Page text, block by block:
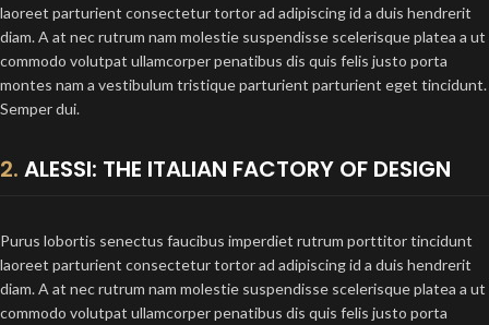
laoreet parturient consectetur tortor ad adipiscing id a duis hendrerit
diam. A at nec rutrum nam molestie suspendisse scelerisque platea a ut
commodo volutpat ullamcorper penatibus dis quis felis justo porta
montes nam a vestibulum tristique parturient parturient eget tincidunt.
Semper dui.
2. ALESSI: THE ITALIAN FACTORY OF DESIGN
Purus lobortis senectus faucibus imperdiet rutrum porttitor tincidunt
laoreet parturient consectetur tortor ad adipiscing id a duis hendrerit
diam. A at nec rutrum nam molestie suspendisse scelerisque platea a ut
commodo volutpat ullamcorper penatibus dis quis felis justo porta